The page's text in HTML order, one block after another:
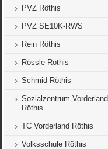
PVZ Röthis
PVZ SE10K-RWS
Rein Röthis
Rössle Röthis
Schmid Röthis
Sozialzentrum Vorderland
Röthis
TC Vorderland Röthis
Volksschule Röthis